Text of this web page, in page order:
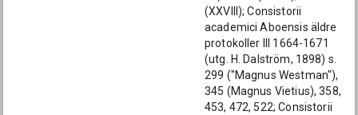
(XXVIII); Consistorii
academici Aboensis äldre
protokoller III 1664-1671
(utg. H. Dalström, 1898) s.
299 ("Magnus Westman"),
345 (Magnus Vietius), 358,
453, 472, 522; Consistorii